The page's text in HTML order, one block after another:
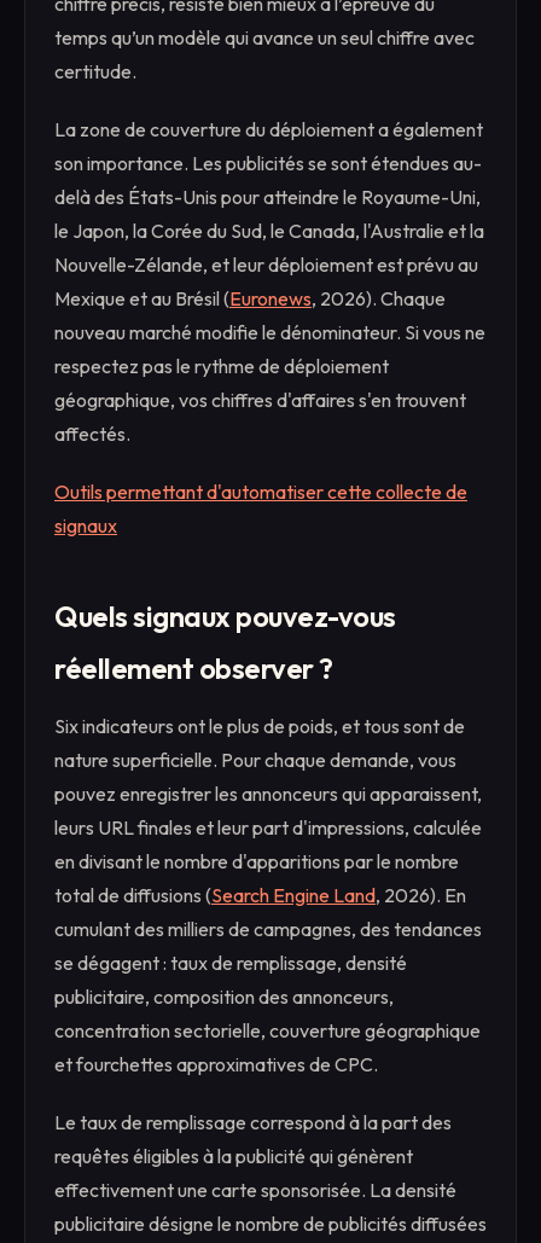
temps qu’un modèle qui avance un seul chiffre avec
certitude.
La zone de couverture du déploiement a également
son importance. Les publicités se sont étendues au-
delà des États-Unis pour atteindre le Royaume-Uni,
le Japon, la Corée du Sud, le Canada, l'Australie et la
Nouvelle-Zélande, et leur déploiement est prévu au
Mexique et au Brésil (Euronews, 2026). Chaque
nouveau marché modifie le dénominateur. Si vous ne
respectez pas le rythme de déploiement
géographique, vos chiffres d'affaires s'en trouvent
affectés.
Outils permettant d'automatiser cette collecte de
signaux
Quels signaux pouvez-vous
réellement observer ?
Six indicateurs ont le plus de poids, et tous sont de
nature superficielle. Pour chaque demande, vous
pouvez enregistrer les annonceurs qui apparaissent,
leurs URL finales et leur part d'impressions, calculée
en divisant le nombre d'apparitions par le nombre
total de diffusions (Search Engine Land, 2026). En
cumulant des milliers de campagnes, des tendances
se dégagent : taux de remplissage, densité
publicitaire, composition des annonceurs,
concentration sectorielle, couverture géographique
et fourchettes approximatives de CPC.
Le taux de remplissage correspond à la part des
requêtes éligibles à la publicité qui génèrent
effectivement une carte sponsorisée. La densité
publicitaire désigne le nombre de publicités diffusées